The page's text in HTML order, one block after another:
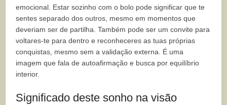
emocional. Estar sozinho com o bolo pode significar que te
sentes separado dos outros, mesmo em momentos que
deveriam ser de partilha. Também pode ser um convite para
voltares-te para dentro e reconheceres as tuas próprias
conquistas, mesmo sem a validação externa. É uma
imagem que fala de autoafirmação e busca por equilíbrio
interior.
Significado deste sonho na visão